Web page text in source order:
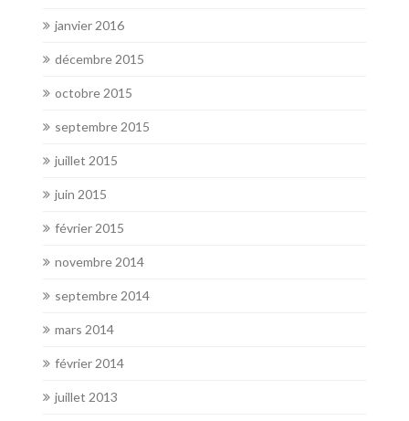
janvier 2016
décembre 2015
octobre 2015
septembre 2015
juillet 2015
juin 2015
février 2015
novembre 2014
septembre 2014
mars 2014
février 2014
juillet 2013